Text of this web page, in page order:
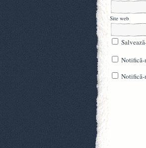
Site web
Notifică-
Notifică-